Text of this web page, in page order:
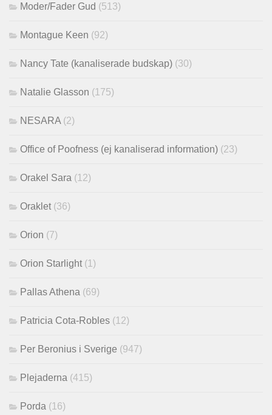
Moder/Fader Gud (513)
Montague Keen (92)
Nancy Tate (kanaliserade budskap) (30)
Natalie Glasson (175)
NESARA (2)
Office of Poofness (ej kanaliserad information) (23)
Orakel Sara (12)
Oraklet (36)
Orion (7)
Orion Starlight (1)
Pallas Athena (69)
Patricia Cota-Robles (12)
Per Beronius i Sverige (947)
Plejaderna (415)
Porda (16)